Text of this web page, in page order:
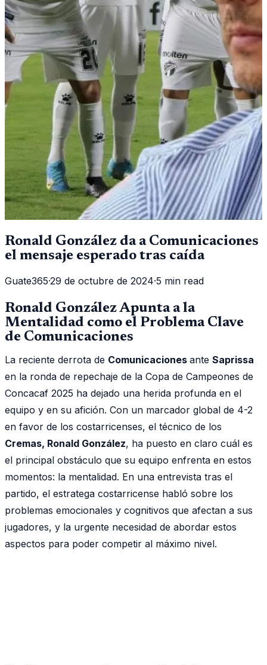
Ronald González da a Comunicaciones
el mensaje esperado tras caída
Guate365·29 de octubre de 2024·5 min read
Ronald González Apunta a la
Mentalidad como el Problema Clave
de Comunicaciones
La reciente derrota de Comunicaciones ante Saprissa
en la ronda de repechaje de la Copa de Campeones de
Concacaf 2025 ha dejado una herida profunda en el
equipo y en su afición. Con un marcador global de 4-2
en favor de los costarricenses, el técnico de los
Cremas, Ronald González, ha puesto en claro cuál es
el principal obstáculo que su equipo enfrenta en estos
momentos: la mentalidad. En una entrevista tras el
partido, el estratega costarricense habló sobre los
problemas emocionales y cognitivos que afectan a sus
jugadores, y la urgente necesidad de abordar estos
aspectos para poder competir al máximo nivel.